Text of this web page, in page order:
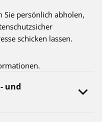
Sie persönlich abholen,
schicken lassen.
und